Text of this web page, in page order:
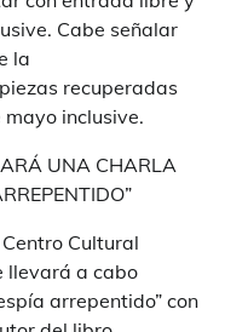
Cabe señalar
la
recuperadas
inclusive.
UNA CHARLA
Cultural
llevará a cabo
arrepentido” con